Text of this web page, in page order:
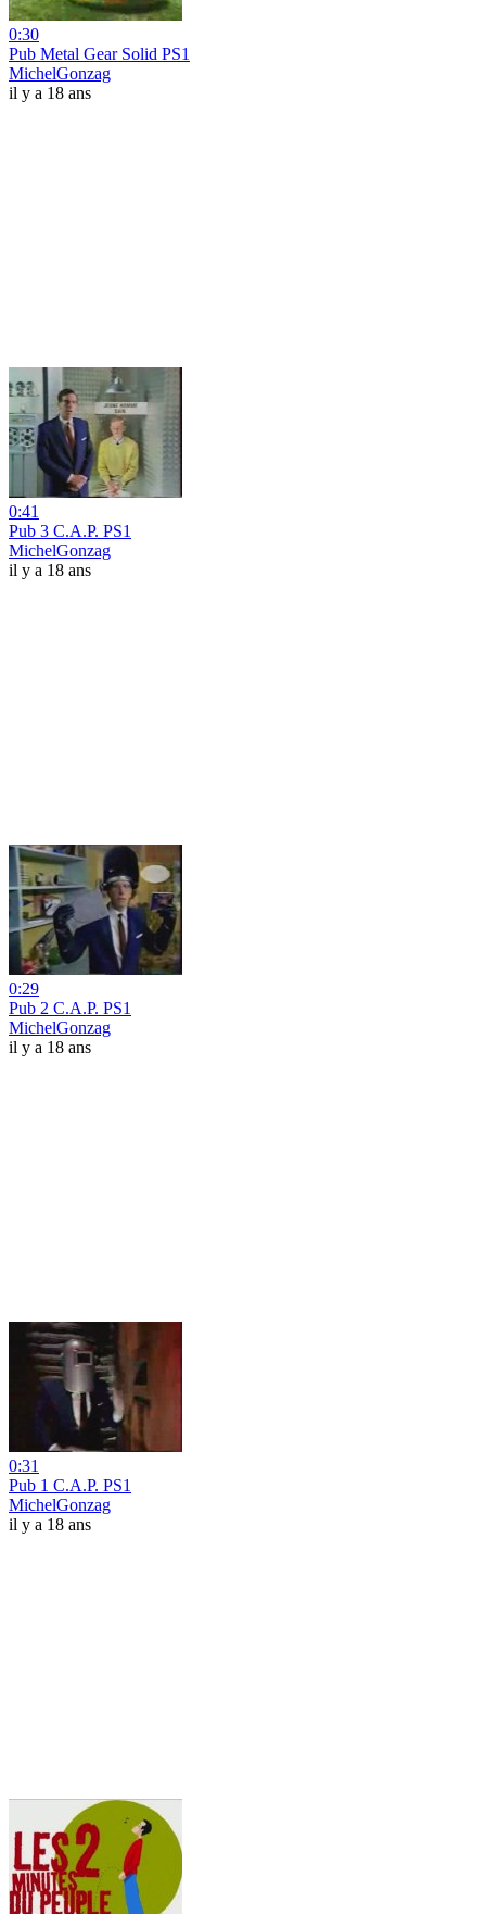
0:30
Pub Metal Gear Solid PS1
MichelGonzag
il y a 18 ans
0:41
Pub 3 C.A.P. PS1
MichelGonzag
il y a 18 ans
0:29
Pub 2 C.A.P. PS1
MichelGonzag
il y a 18 ans
0:31
Pub 1 C.A.P. PS1
MichelGonzag
il y a 18 ans